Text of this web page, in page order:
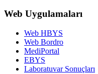
Web Uygulamaları
Web HBYS
Web Bordro
MediPortal
EBYS
Laboratuvar Sonuçları